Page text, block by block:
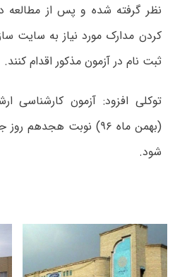
نظر گرفته شده و پس از مطالعه
کردن مدارک مورد نیاز به سایت
ثبت نام در آزمون مذکور اقدام کنند.
توکلی افزود: آزمون کارشناسی
شود.